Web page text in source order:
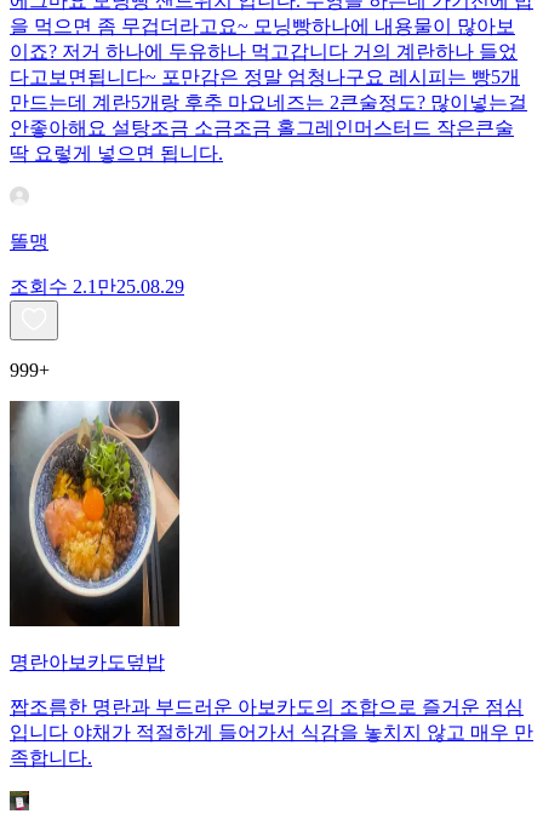
을 먹으면 좀 무겁더라고요~ 모닝빵하나에 내용물이 많아보
이죠? 저거 하나에 두유하나 먹고갑니다 거의 계란하나 들었
다고보면됩니다~ 포만감은 정말 엄청나구요 레시피는 빵5개
만드는데 계란5개랑 후추 마요네즈는 2큰술정도? 많이넣는걸
안좋아해요 설탕조금 소금조금 홀그레인머스터드 작은큰술
딱 요렇게 넣으면 됩니다.
똘맹
조회수 2.1만25.08.29
999+
명란아보카도덮밥
짭조름한 명란과 부드러운 아보카도의 조합으로 즐거운 점심
입니다 야채가 적절하게 들어가서 식감을 놓치지 않고 매우 만
족합니다.